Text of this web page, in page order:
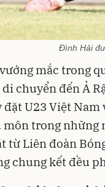
Đình Hải
mắc trong
chuyển đến Ả
đặt U23 Việt
trong những
từ Liên đoàn
chung kết đều